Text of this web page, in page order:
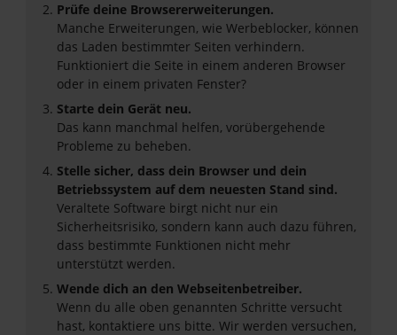
Prüfe deine Browsererweiterungen.
Manche Erweiterungen, wie Werbeblocker, können
das Laden bestimmter Seiten verhindern.
Funktioniert die Seite in einem anderen Browser
oder in einem privaten Fenster?
Starte dein Gerät neu.
Das kann manchmal helfen, vorübergehende
Probleme zu beheben.
Stelle sicher, dass dein Browser und dein
Betriebssystem auf dem neuesten Stand sind.
Veraltete Software birgt nicht nur ein
Sicherheitsrisiko, sondern kann auch dazu führen,
dass bestimmte Funktionen nicht mehr
unterstützt werden.
Wende dich an den Webseitenbetreiber.
Wenn du alle oben genannten Schritte versucht
hast, kontaktiere uns bitte. Wir werden versuchen,